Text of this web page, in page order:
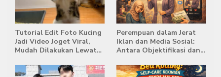
Tutorial Edit Foto Kucing
Jadi Video Joget Viral,
Mudah Dilakukan Lewat
Perempuan dalam Jerat
Iklan dan Media Sosial:
Antara Objektifikasi dan